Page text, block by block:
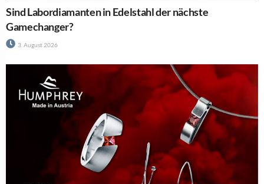
Sind Labordiamanten in Edelstahl der nächste
Gamechanger?
3. August 2026